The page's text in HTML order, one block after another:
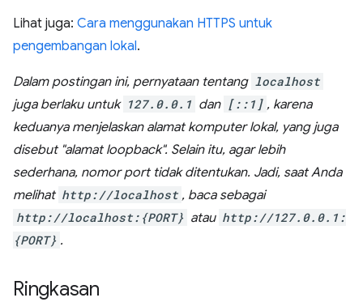
Lihat juga: Cara menggunakan HTTPS untuk
pengembangan lokal.
Dalam postingan ini, pernyataan tentang localhost
juga berlaku untuk 127.0.0.1 dan [::1] , karena
keduanya menjelaskan alamat komputer lokal, yang juga
disebut "alamat loopback". Selain itu, agar lebih
sederhana, nomor port tidak ditentukan. Jadi, saat Anda
melihat http://localhost , baca sebagai
http://localhost:{PORT} atau http://127.0.0.1:
{PORT} .
Ringkasan